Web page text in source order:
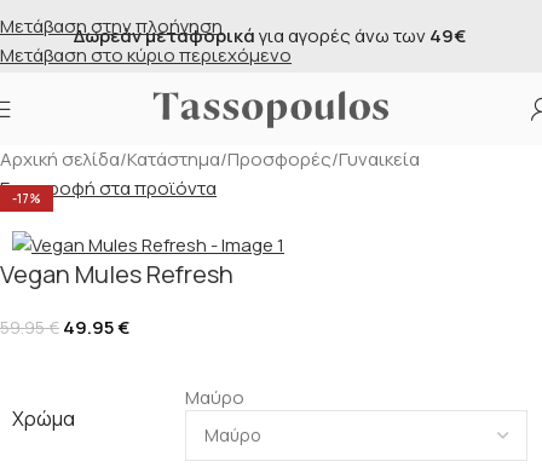
Μετάβαση στην πλοήγηση
Μετάβαση στο κύριο περιεχόμενο
μεταφορικάγια αγορές άνω των49€
Αρχική σελίδα/Κατάστημα/Προσφορές/Γυναικεία
Επιστροφή στα προϊόντα
-17%
Vegan Mules Refresh
59.95€ 49.95€
Χρώμα
Μαύρο